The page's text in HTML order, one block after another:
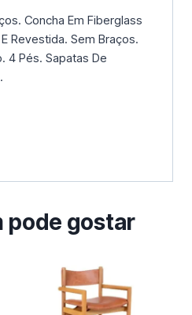
Concha Em Fiberglass
Revestida. Sem Braços.
4 Pés. Sapatas De
pode gostar